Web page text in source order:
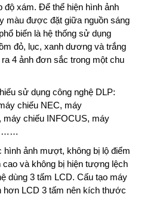
độ xám. Để thể hiện hình ảnh
màu được đặt giữa nguồn sáng
biến là hệ thống sử dụng
đỏ, lục, xanh dương và trắng
4 ảnh đơn sắc trong một chu
sử dụng công nghệ DLP:
chiếu NEC, máy
máy chiếu INFOCUS, máy
hình ảnh mượt, không bị lộ điểm
và không bị hiện tượng lệch
dùng 3 tấm LCD. Cấu tạo máy
hơn LCD 3 tấm nên kích thước